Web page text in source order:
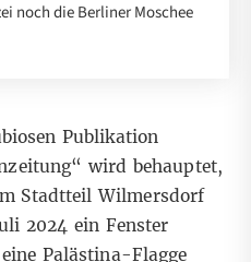
noch die Berliner Moschee
Publikation
wird behauptet,
Stadtteil Wilmersdorf
2024 ein Fenster
Palästina-Flagge